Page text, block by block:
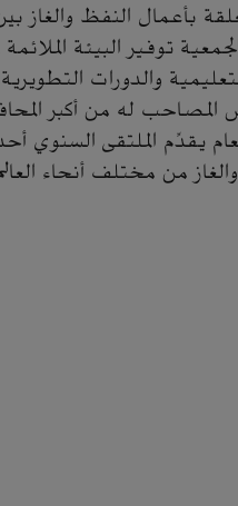
بأعمال النفظ والغاز
توفير البيئة الملائمة
والدورات
المصاحب له من أكبر
يقدِّم الملتقى السنوي
من مختلف أنحاء